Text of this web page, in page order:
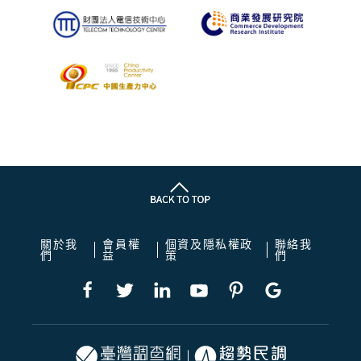
關於我
們
會員權
益
個資及隱私權政
策
聯絡我
們